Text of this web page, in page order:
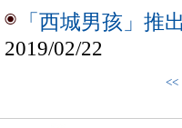
「西城男孩」推
2019/02/22
<<